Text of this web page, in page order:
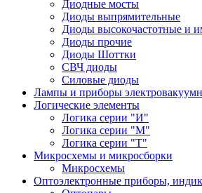
Диодные мосты
Диоды выпрямительные
Диоды высокочастотные и
Диоды прочие
Диоды Шоттки
СВЧ диоды
Силовые диоды
Лампы и приборы
Логические элементы
Логика серии "И"
Логика серии "М"
Логика серии "Т"
Микросхемы и микросборки
Микросхемы
Оптоэлектронные приборы,